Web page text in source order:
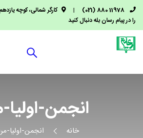
| کارگر شمالی، کوچه
را در پیام رسان بله دنبال کنید
انجمن-
خانه انجمن-اولیا-